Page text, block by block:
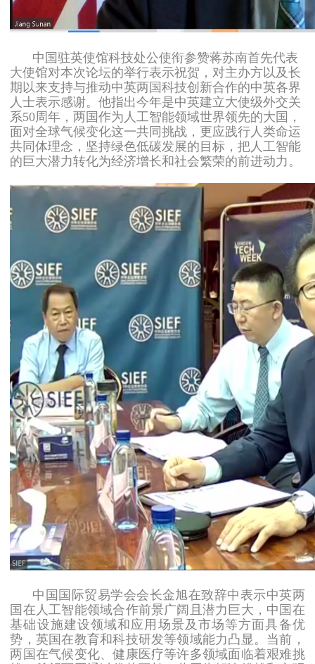
中国驻英使馆科技处公使衔参赞蒋苏南首先代表
大使馆对本次论坛的举行表示祝贺，对主办方以及长
期以来支持与推动中英两国科技创新合作的中英各界
人士表示感谢。他指出今年是中英建立大使级外交关
系50周年，两国作为人工智能领域世界领先的大国，
面对全球气候变化这一共同挑战，更应践行人类命运
共同体理念，坚持绿色低碳发展的目标，把人工智能
的巨大潜力转化为经济增长和社会繁荣的前进动力。
中国国际贸易学会会长金旭在致辞中表示中英两
国在人工智能领域合作前景广阔且潜力巨大，中国在
基础设施建设领域和应用场景及市场等方面具备优
势，英国在教育和科技研发等领域能力凸显。当前，
两国在气候变化、健康医疗等许多领域面临着艰难挑